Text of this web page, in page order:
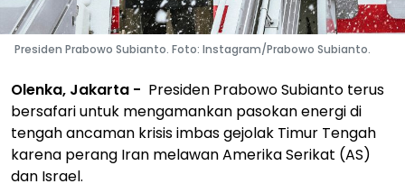
Presiden Prabowo Subianto. Foto: Instagram/Prabowo Subianto.
Olenka, Jakarta - Presiden Prabowo Subianto terus
bersafari untuk mengamankan pasokan energi di
tengah ancaman krisis imbas gejolak Timur Tengah
karena perang Iran melawan Amerika Serikat (AS)
dan Israel.